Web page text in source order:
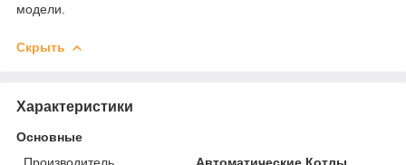
модели.
Скрыть
Характеристики
Основные
Производитель
Автоматические Котлы